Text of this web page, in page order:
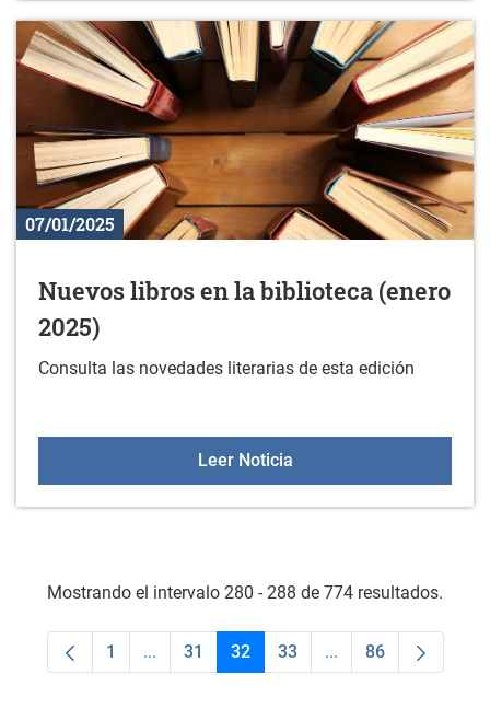
07/01/2025
Nuevos libros en la biblioteca (enero
2025)
Consulta las novedades literarias de esta edición
Leer NoticiaNuevos libros en la
Mostrando el intervalo 280 - 288 de 774 resultados.
Página
1 ...Páginas intermedias Use TAB para
Página
31 Página
32 Página
33 ...PáginasPágina
86